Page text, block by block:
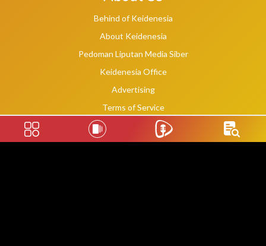
Behind of Keidenesia
About Keidenesia
Pedoman Liputan Media Siber
Keidenesia Office
Advertising
Terms of Service
Privacy Policy
Social Links